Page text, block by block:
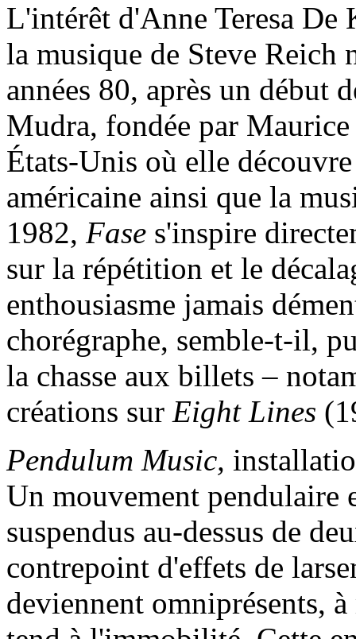
L'intérêt d'Anne Teresa De
la musique de Steve Reich
années 80, après un début
Mudra, fondée par
États-Unis où elle
américaine ainsi que la
1982, Fase s'inspire
sur la répétition et le
enthousiasme jamais
chorégraphe, semble-t-il,
la chasse aux billets –
créations sur Eight Lines
Pendulum Music,
Un mouvement pendulaire
suspendus au-dessus de
contrepoint d'effets de
deviennent omniprésents,